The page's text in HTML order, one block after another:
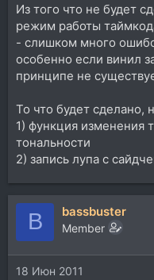
Из того что не будет
режим работы
- слишком много
особенно если винил
принципе не
То что будет сделано,
1) функция изменения
тональности
2) запись лупа с
B bassbuster
Member
18 Июн 2011